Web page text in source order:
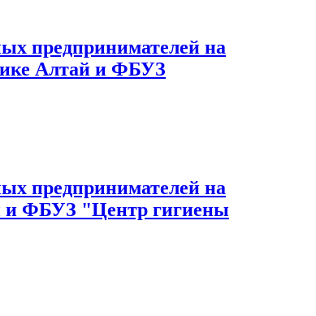
предпринимателей на
Алтай и ФБУЗ
предпринимателей на
и ФБУЗ "Центр гигиены